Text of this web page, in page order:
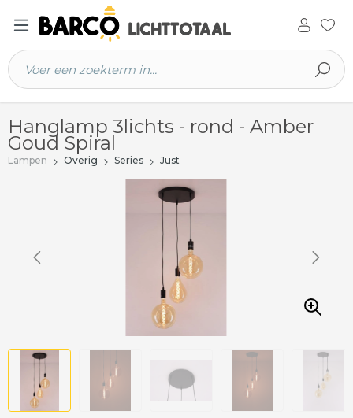
hoofdinhoud
Hanglamp 3lichts - rond - Amber
Goud Spiral
Lampen Overig Series Just